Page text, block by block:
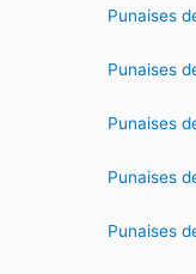
Punaises
Punaises
Punaises
Punaises
Punaises